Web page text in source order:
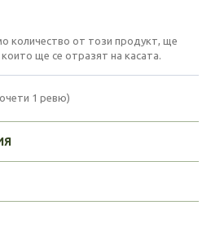
количество от този продукт, ще
ще се отразят на касата.
1 ревю)